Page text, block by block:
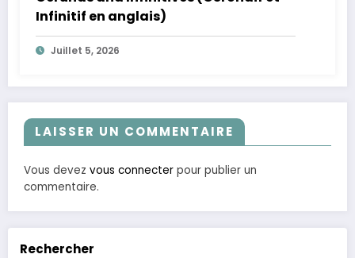
Infinitif en anglais)
Juillet 5, 2026
LAISSER UN COMMENTAIRE
Vous devez vous connecter pour publier un
commentaire.
Rechercher